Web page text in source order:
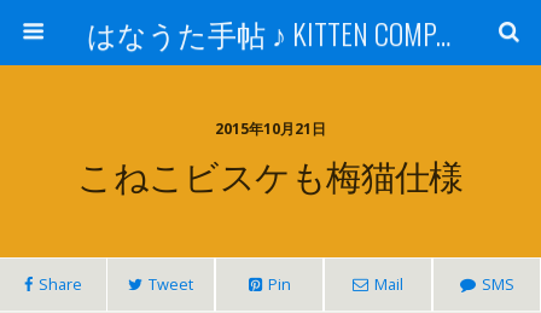
はなうた手帖 ♪ KITTEN COMPANY
2015年10月21日
こねこビスケも梅猫仕様
Share Tweet Pin Mail SMS